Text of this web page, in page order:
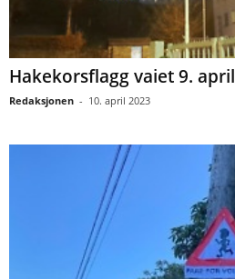
Hakekorsflagg vaiet 9. april
Redaksjonen - 10. april 2023